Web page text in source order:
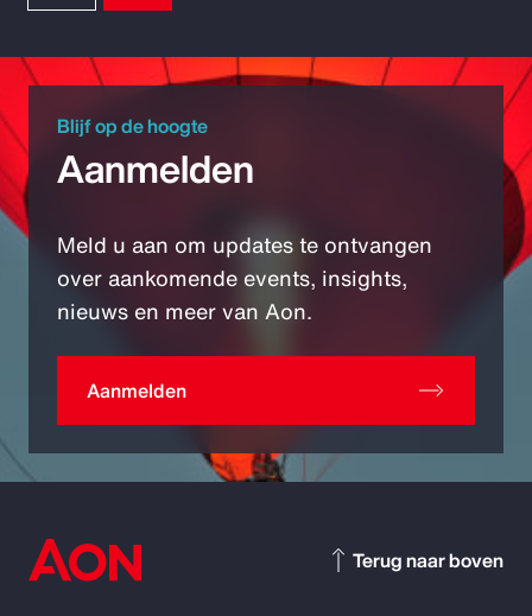
Blijf op de hoogte
Aanmelden
Meld u aan om updates te ontvangen
over aankomende events, insights,
nieuws en meer van Aon.
Aanmelden
Terug naar boven